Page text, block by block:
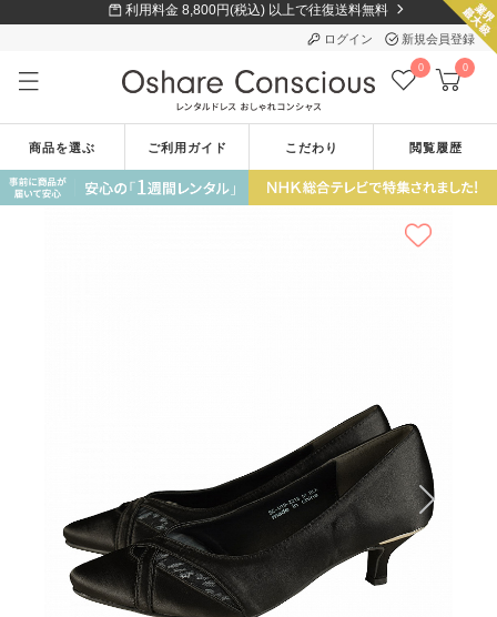
利用料金 8,800円(税込) 以上で往復送料無料
ログイン 新規会員登録
0 0
商品を選ぶ ご利用ガイド こだわり 閲覧履歴